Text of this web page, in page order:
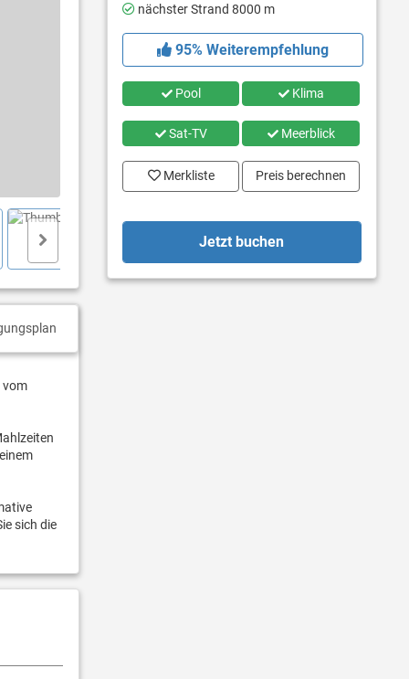
vom
sich die
nächster Strand 8000 m
95% Weiterempfehlung
Pool Klima
Sat-TV Meerblick
Merkliste Preis berechnen
Jetzt buchen